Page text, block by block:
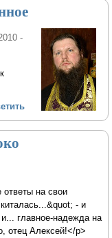
-
на свои
- и
главное-надежда на
отец Алексей!</p>